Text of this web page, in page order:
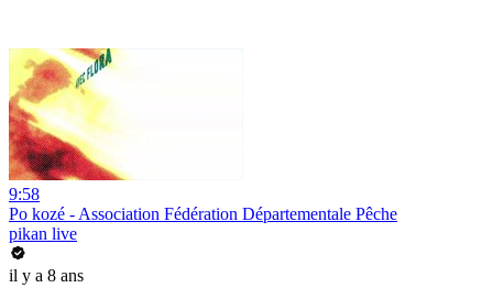
9:58
Po kozé - Association Fédération Départementale Pêche
pikan live
il y a 8 ans